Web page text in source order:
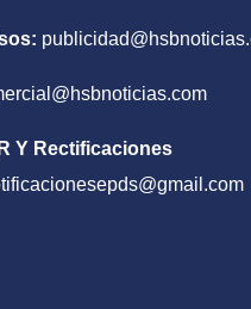
Y Rectificaciones